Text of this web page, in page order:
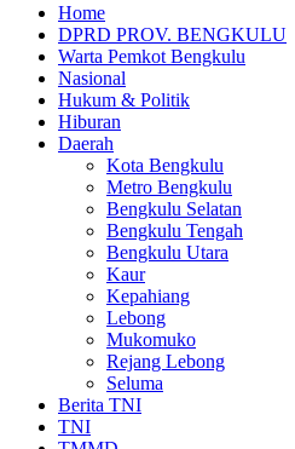
Home
DPRD PROV. BENGKULU
Warta Pemkot Bengkulu
Nasional
Hukum & Politik
Hiburan
Daerah
Kota Bengkulu
Metro Bengkulu
Bengkulu Selatan
Bengkulu Tengah
Bengkulu Utara
Kaur
Kepahiang
Lebong
Mukomuko
Rejang Lebong
Seluma
Berita TNI
TNI